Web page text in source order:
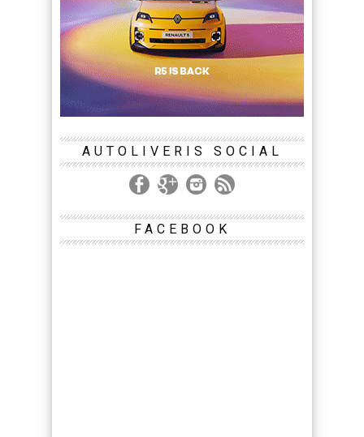
AUTOLIVERIS SOCIAL
FACEBOOK